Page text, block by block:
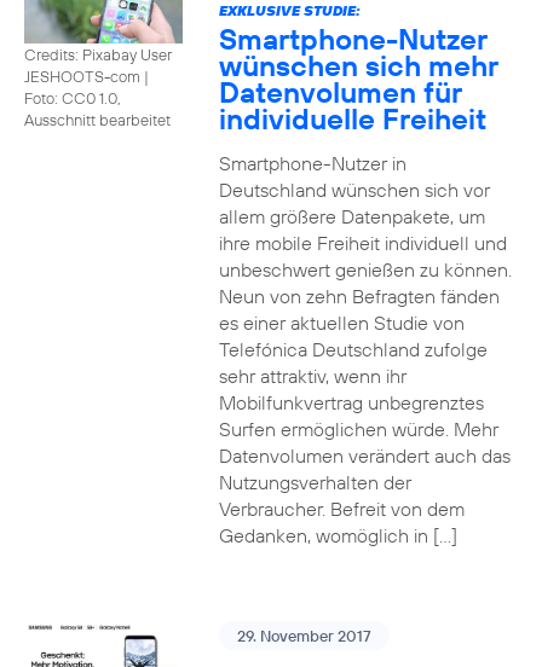
Credits: Pixabay User
JESHOOTS-com |
Foto: CC0 1.0,
Ausschnitt bearbeitet
EXKLUSIVE STUDIE:
Smartphone-Nutzer
wünschen sich mehr
Datenvolumen für
individuelle Freiheit
Smartphone-Nutzer in
Deutschland wünschen sich vor
allem größere Datenpakete, um
ihre mobile Freiheit individuell und
unbeschwert genießen zu können.
Neun von zehn Befragten fänden
es einer aktuellen Studie von
Telefónica Deutschland zufolge
sehr attraktiv, wenn ihr
Mobilfunkvertrag unbegrenztes
Surfen ermöglichen würde. Mehr
Datenvolumen verändert auch das
Nutzungsverhalten der
Verbraucher. Befreit von dem
Gedanken, womöglich in […]
29. November 2017